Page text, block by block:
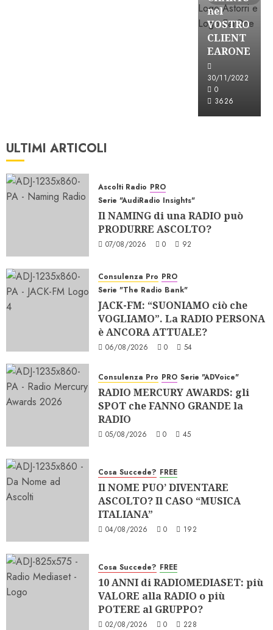
nel
VOSTRO
CLIENT
EARONE
30/11/2022
0
3626
ULTIMI ARTICOLI
Ascolti Radio PRO
Serie "AudiRadio Insights"
Il NAMING di una RADIO può
PRODURRE ASCOLTO?
07/08/2026 0 92
Consulenza Pro PRO
Serie "The Radio Bank"
JACK-FM: “SUONIAMO ciò che
VOGLIAMO”. La RADIO PERSONA
è ANCORA ATTUALE?
06/08/2026 0 54
Consulenza Pro PRO Serie "ADVoice"
RADIO MERCURY AWARDS: gli
SPOT che FANNO GRANDE la
RADIO
05/08/2026 0 45
Cosa Succede? FREE
Il NOME PUO’ DIVENTARE
ASCOLTO? Il CASO “MUSICA
ITALIANA”
04/08/2026 0 192
Cosa Succede? FREE
10 ANNI di RADIOMEDIASET: più
VALORE alla RADIO o più
POTERE al GRUPPO?
02/08/2026 0 228